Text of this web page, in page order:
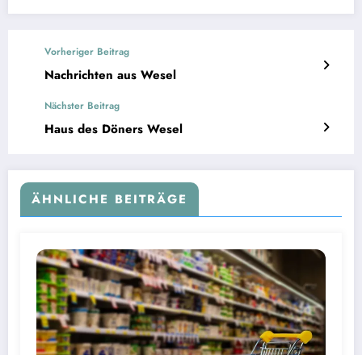
Vorheriger Beitrag
Nachrichten aus Wesel
Nächster Beitrag
Haus des Döners Wesel
ÄHNLICHE BEITRÄGE